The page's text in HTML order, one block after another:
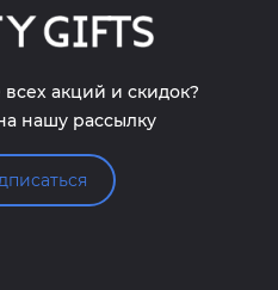
акций и скидок?
нашу рассылку